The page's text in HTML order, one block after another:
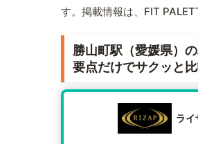
す。掲載情報は、FIT
勝山町駅（愛媛県）
要点だけでサクッと
ライ